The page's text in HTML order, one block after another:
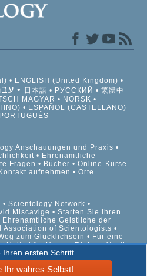
Ihren ersten Schritt
Ihr wahres Selbst!
ENGLISH (United Kingdom)
日本語 РУССКИЙ
繁體中
MAGYAR
NORSK
ESPAÑOL (CASTELLANO)
PORTUGUÊS
Anschauungen und Praxis
Ehrenamtliche
Fragen Bücher
Online-Kurse
Kontakt aufnehmen Orte
Scientology Network
Miscavige
Starten Sie Ihren
Ehrenamtliche Geistliche der
Association of Scientologists
zum Glücklichsein
Für eine
United for Human Rights
Youth
Commission on Human Rights